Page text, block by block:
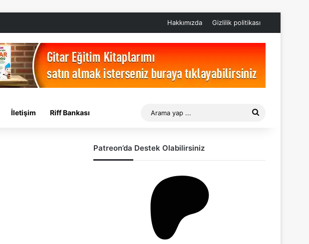
Hakkımızda Gizlilik politikası
İletişim Riff Bankası
Arama
Patreon’da Destek Olabilirsiniz